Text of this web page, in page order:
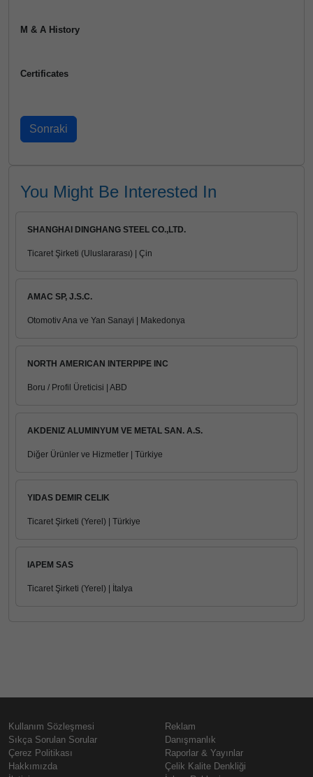
M & A History
Certificates
You Might Be Interested In
SHANGHAI DINGHANG STEEL CO.,LTD.
Ticaret Şirketi (Uluslararası) | Çin
AMAC SP, J.S.C.
Otomotiv Ana ve Yan Sanayi | Makedonya
NORTH AMERICAN INTERPIPE INC
Boru / Profil Üreticisi | ABD
AKDENIZ ALUMINYUM VE METAL SAN. A.S.
Diğer Ürünler ve Hizmetler | Türkiye
YIDAS DEMIR CELIK
Ticaret Şirketi (Yerel) | Türkiye
IAPEM SAS
Ticaret Şirketi (Yerel) | İtalya
Kullanım Sözleşmesi
Sıkça Sorulan Sorular
Çerez Politikası
Hakkımızda
Reklam
Danışmanlık
Raporlar & Yayınlar
Çelik Kalite Denkliği